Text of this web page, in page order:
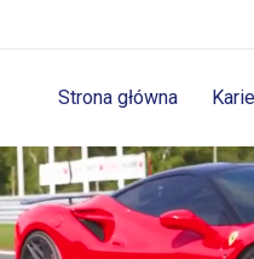
Strona główna